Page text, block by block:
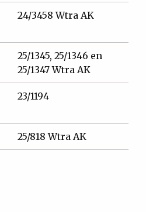
24/3458 Wtra AK
25/1345, 25/1346 en
25/1347 Wtra AK
23/1194
25/818 Wtra AK